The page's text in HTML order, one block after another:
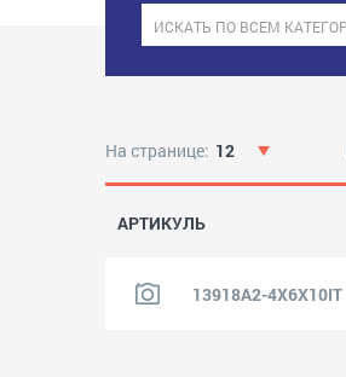
На странице: 12
АРТИКУЛЬ
13918A2-4X6X10IT